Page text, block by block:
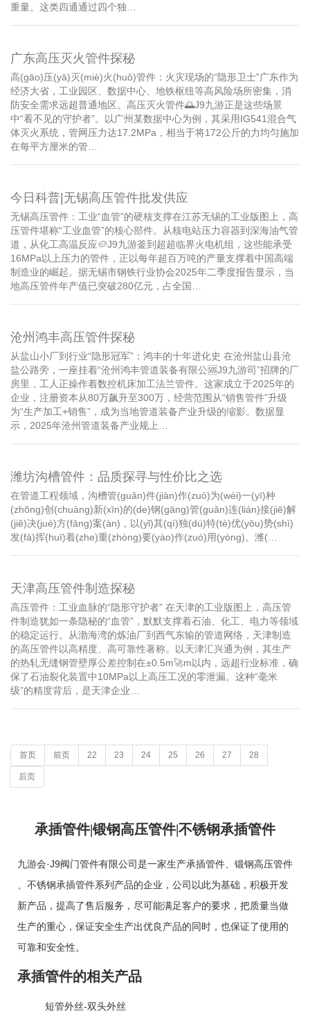
重量。这类四通通过四个独…
广东高压灭火管件探秘
高(gāo)压(yā)灭(miè)火(huǒ)管件：火灾现场的“隐形卫士”广东作为
经济大省，工业园区、数据中心、地铁枢纽等高风险场所密集，消
防安全需求远超普通地区。高压灭火管件🌅J9九游正是这些场景
中“看不见的守护者”。以广州某数据中心为例，其采用IG541混合气
体灭火系统，管网压力达17.2MPa，相当于将172公斤的力均匀施加
在每平方厘米的管…
今日科普|无锡高压管件批发供应
无锡高压管件：工业“血管”的硬核支撑在江苏无锡的工业版图上，高
压管件堪称“工业血管”的核心部件。从核电站压力容器到深海油气管
道，从化工高温反应🥔J9九游釜到超超临界火电机组，这些能承受
16MPa以上压力的管件，正以每年超百万吨的产量支撑着中国高端
制造业的崛起。据无锡市钢铁行业协会2025年二季度报告显示，当
地高压管件年产值已突破280亿元，占全国…
沧州鸿丰高压管件探秘
从盐山小厂到行业“隐形冠军”：鸿丰的十年进化史 在沧州盐山县沧
盐公路旁，一座挂着“沧州鸿丰管道装备有限公🆘J9九游司”招牌的厂
房里，工人正操作着数控机床加工法兰管件。这家成立于2025年的
企业，注册资本从80万飙升至300万，经营范围从“销售管件”升级
为“生产加工+销售”，成为当地管道装备产业升级的缩影。数据显
示，2025年沧州管道装备产业规上…
潍坊沟槽管件：品质探寻与性价比之选
在管道工程领域，沟槽管(guǎn)件(jiàn)作(zuò)为(wèi)一(yī)种
(zhǒng)创(chuàng)新(xīn)的(de)钢(gāng)管(guǎn)连(lián)接(jiē)解
(jiě)决(jué)方(fāng)案(àn)，以(yǐ)其(qí)独(dú)特(tè)优(yōu)势(shì)
发(fā)挥(huī)着(zhe)重(zhòng)要(yào)作(zuò)用(yòng)。潍(…
天津高压管件制造探秘
高压管件：工业血脉的“隐形守护者” 在天津的工业版图上，高压管
件制造犹如一条隐秘的“血管”，默默支撑着石油、化工、电力等领域
的稳定运行。从渤海湾的炼油厂到西气东输的管道网络，天津制造
的高压管件以高精度、高可靠性著称。以天津汇兴通为例，其生产
的热轧无缝钢管壁厚公差控制在±0.5m🚀m以内，远超行业标准，确
保了石油裂化装置中10MPa以上高压工况的零泄漏。这种“毫米
级”的精度背后，是天津企业…
首页 前页 22 23 24 25 26 27 28
后页
承插管件|锻钢高压管件|不锈钢承插管件
九游会·J9阀门管件有限公司是一家生产承插管件
锻钢高压管件
不锈钢承插管件系列产品的企业，公司以此为基础，积极开发
新产品，提高了售后服务，尽可能满足客户的要求，把质量当做
生产的重心，保证安全生产出优良产品的同时，也保证了使用的
可靠和安全性。
承插管件的相关产品
短管外丝-双头外丝